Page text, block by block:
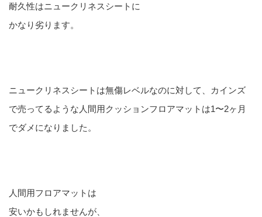
耐久性はニュークリネスシートに
かなり劣ります。
ニュークリネスシートは無傷レベルなのに対して、カインズ
で売ってるような人間用クッションフロアマットは1〜2ヶ月
でダメになりました。
人間用フロアマットは
安いかもしれませんが、